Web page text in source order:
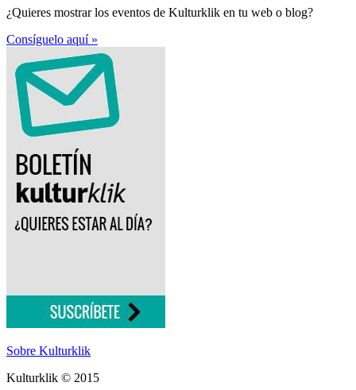
¿Quieres mostrar los eventos de Kulturklik en tu web o blog?
Consíguelo aquí »
Sobre Kulturklik
Kulturklik © 2015